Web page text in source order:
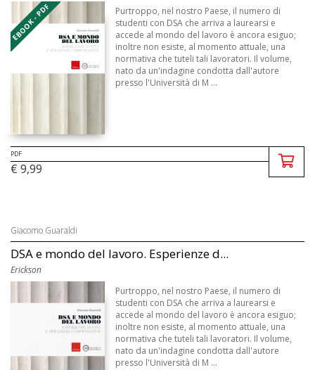
EBOOK - PDF
Purtroppo, nel nostro Paese, il numero di
studenti con DSA che arriva a laurearsi e
accede al mondo del lavoro è ancora esiguo;
inoltre non esiste, al momento attuale, una
normativa che tuteli tali lavoratori. Il volume,
nato da un'indagine condotta dall'autore
presso l'Università di M ...
PDF
€ 9,99
Giacomo Guaraldi
DSA e mondo del lavoro. Esperienze d...
Erickson
Purtroppo, nel nostro Paese, il numero di
studenti con DSA che arriva a laurearsi e
accede al mondo del lavoro è ancora esiguo;
inoltre non esiste, al momento attuale, una
normativa che tuteli tali lavoratori. Il volume,
nato da un'indagine condotta dall'autore
presso l'Università di M ...